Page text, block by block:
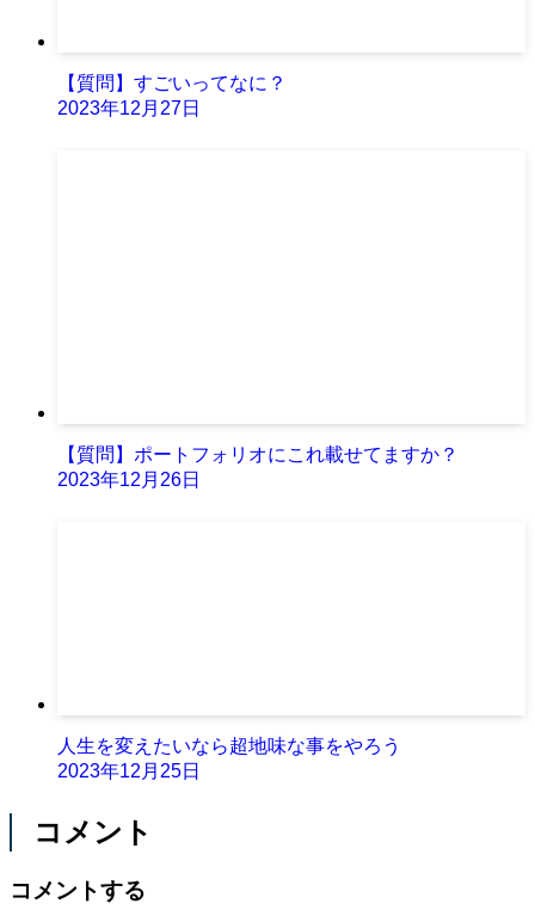
【質問】すごいってなに？
2023年12月27日
【質問】ポートフォリオにこれ載せてますか？
2023年12月26日
人生を変えたいなら超地味な事をやろう
2023年12月25日
コメント
コメントする